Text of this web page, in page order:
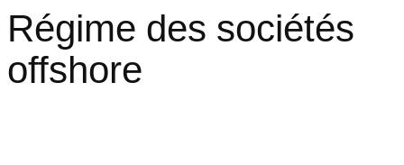
Régime des sociétés
offshore